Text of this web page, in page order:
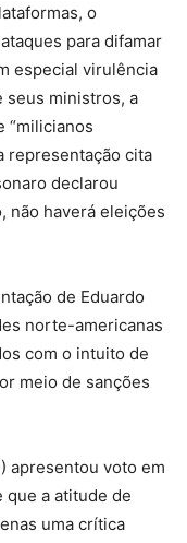
o
para difamar
especial virulência
seus ministros, a
“milicianos
representação cita
declarou
não haverá eleições
de Eduardo
norte-americanas
com o intuito de
meio de sanções
apresentou voto em
que a atitude de
uma crítica